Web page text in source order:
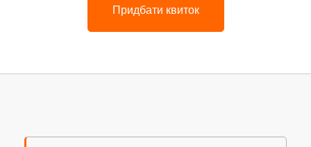
Придбати квиток